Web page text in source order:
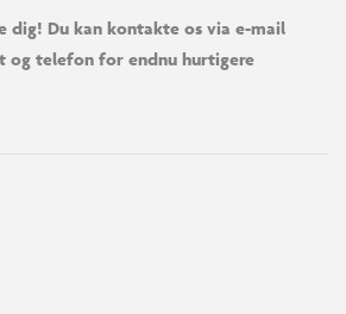
Du kan kontakte os via e-mail
og telefon for endnu hurtigere